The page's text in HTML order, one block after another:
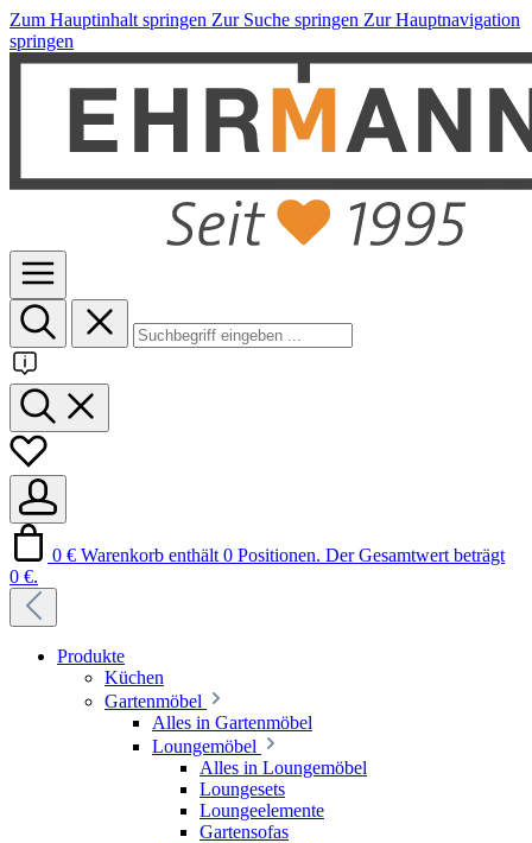
Zum Hauptinhalt springen Zur Suche springen Zur Hauptnavigation
springen
0 € Warenkorb enthält 0 Positionen. Der Gesamtwert beträgt
0 €.
Produkte
Küchen
Gartenmöbel
Alles in Gartenmöbel
Loungemöbel
Alles in Loungemöbel
Loungesets
Loungeelemente
Gartensofas